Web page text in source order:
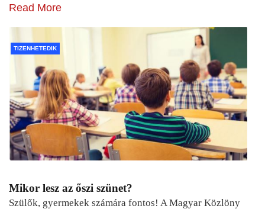
Read More
TIZENHETEDIK
Mikor lesz az őszi szünet?
Szülők, gyermekek számára fontos! A Magyar Közlöny